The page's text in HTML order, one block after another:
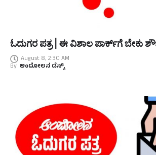
ಓದುಗರ ಪತ್ರ | ಈ ವಿಶಾಲ ಪಾರ್ಕ್‌ಗೆ ಬೇಕು
August 8, 2:30 AM
By ಆಂದೋಲನ ಡೆಸ್ಕ್